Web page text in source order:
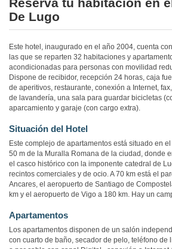
Reserva tu habitación en
De Lugo
Este hotel, inaugurado en el año 2004, cuenta
las que se reparten 32 habitaciones y
acondicionadas para personas con movilidad
Dispone de recibidor, recepción 24 horas, caja
de aperitivos, restaurante, conexión a Internet,
de lavandería, una sala para guardar bicicletas
aparcamiento y garaje (con cargo extra).
Situación del Hotel
Este complejo de apartamentos está situado en
50 m de la Muralla Romana de la ciudad, donde
el casco histórico con la imponente catedral de
recintos comerciales y de ocio. A 70 km está el
Ancares, el aeropuerto de Santiago de
km y el aeropuerto de Vigo a 180 km. Hay un
Apartamentos
Los apartamentos disponen de un salón
con cuarto de baño, secador de pelo, teléfono de